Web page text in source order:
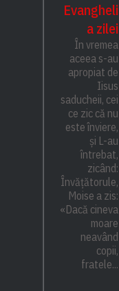
Evangheli
a zilei
În vremea
aceea s-au
apropiat de
Iisus
saducheii, cei
ce zic că nu
este înviere,
și L-au
întrebat,
zicând:
Învățătorule,
Moise a zis:
«Dacă cineva
moare
neavând
copii,
fratele...